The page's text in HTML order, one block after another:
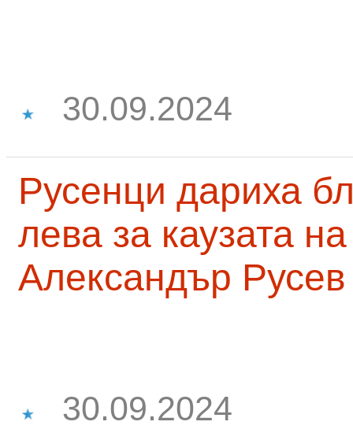
30.09.2024
Русенци дариха
лева за каузата
Александър Русев
30.09.2024